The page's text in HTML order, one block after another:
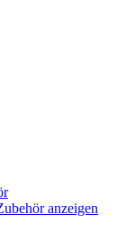
anzeigen